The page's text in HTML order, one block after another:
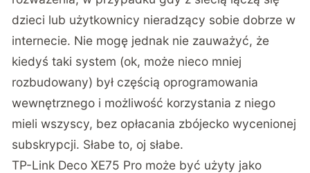
dzieci lub użytkownicy nieradzący sobie dobrze w
internecie. Nie mogę jednak nie zauważyć, że
kiedyś taki system (ok, może nieco mniej
rozbudowany) był częścią oprogramowania
wewnętrznego i możliwość korzystania z niego
mieli wszyscy, bez opłacania zbójecko wycenionej
subskrypcji. Słabe to, oj słabe.
TP-Link Deco XE75 Pro może być użyty jako